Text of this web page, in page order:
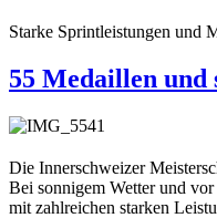
Starke Sprintleistungen und
55 Medaillen
Die Innerschweizer
Bei sonnigem Wetter und
mit zahlreichen starken